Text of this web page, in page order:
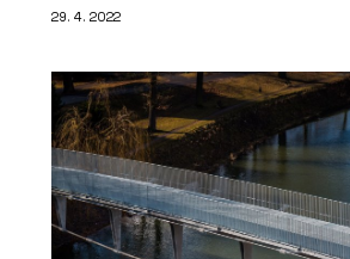
a stává se moderním
29. 4. 2022